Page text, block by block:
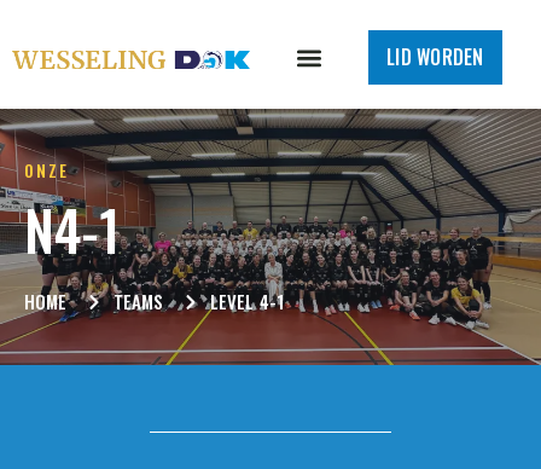
LID WORDEN
ONZE
N4-1
HOME TEAMS LEVEL 4-1